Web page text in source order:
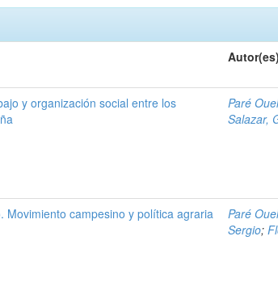
Autor(es)
y organización social entre los
Paré
Salazar,
Movimiento campesino y política agraria
Paré
Sergio;